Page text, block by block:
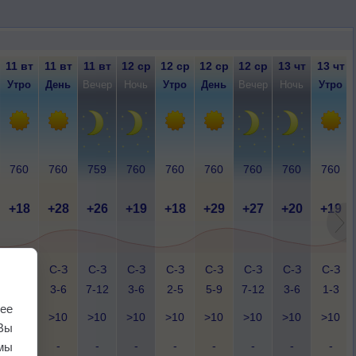
11 вт 11 вт 11 вт 12 ср 12 ср 12 ср 12 ср 13 чт 13 чт
Утро День Вечер Ночь Утро День Вечер Ночь Утро
760 760 759 760 760 760 760 760 760
+18 +28 +26 +19 +18 +29 +27 +20 +19
С-З
3-6
С-З
7-12
С-З
3-6
С-З
2-5
С-З
5-9
С-З
7-12
С-З
3-6
С-З
1-3
>10 >10 >10 >10 >10 >10 >10 >10 >10
- - - - - - - -